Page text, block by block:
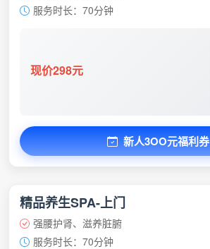
服务时长：70分钟
现价298元
新人3OO元福利券
精品养生SPA-上门
强腰护肾、滋养脏腑
服务时长：70分钟